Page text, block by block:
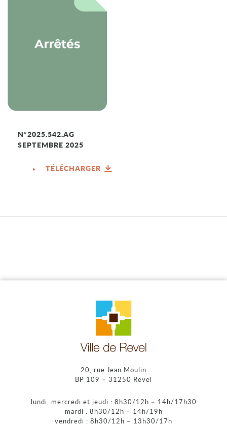
N°2025.542.AG
SEPTEMBRE 2025
TÉLÉCHARGER
20, rue Jean Moulin
BP 109 – 31250 Revel
lundi, mercredi et jeudi : 8h30/12h – 14h/17h30
mardi : 8h30/12h – 14h/19h
vendredi : 8h30/12h – 13h30/17h